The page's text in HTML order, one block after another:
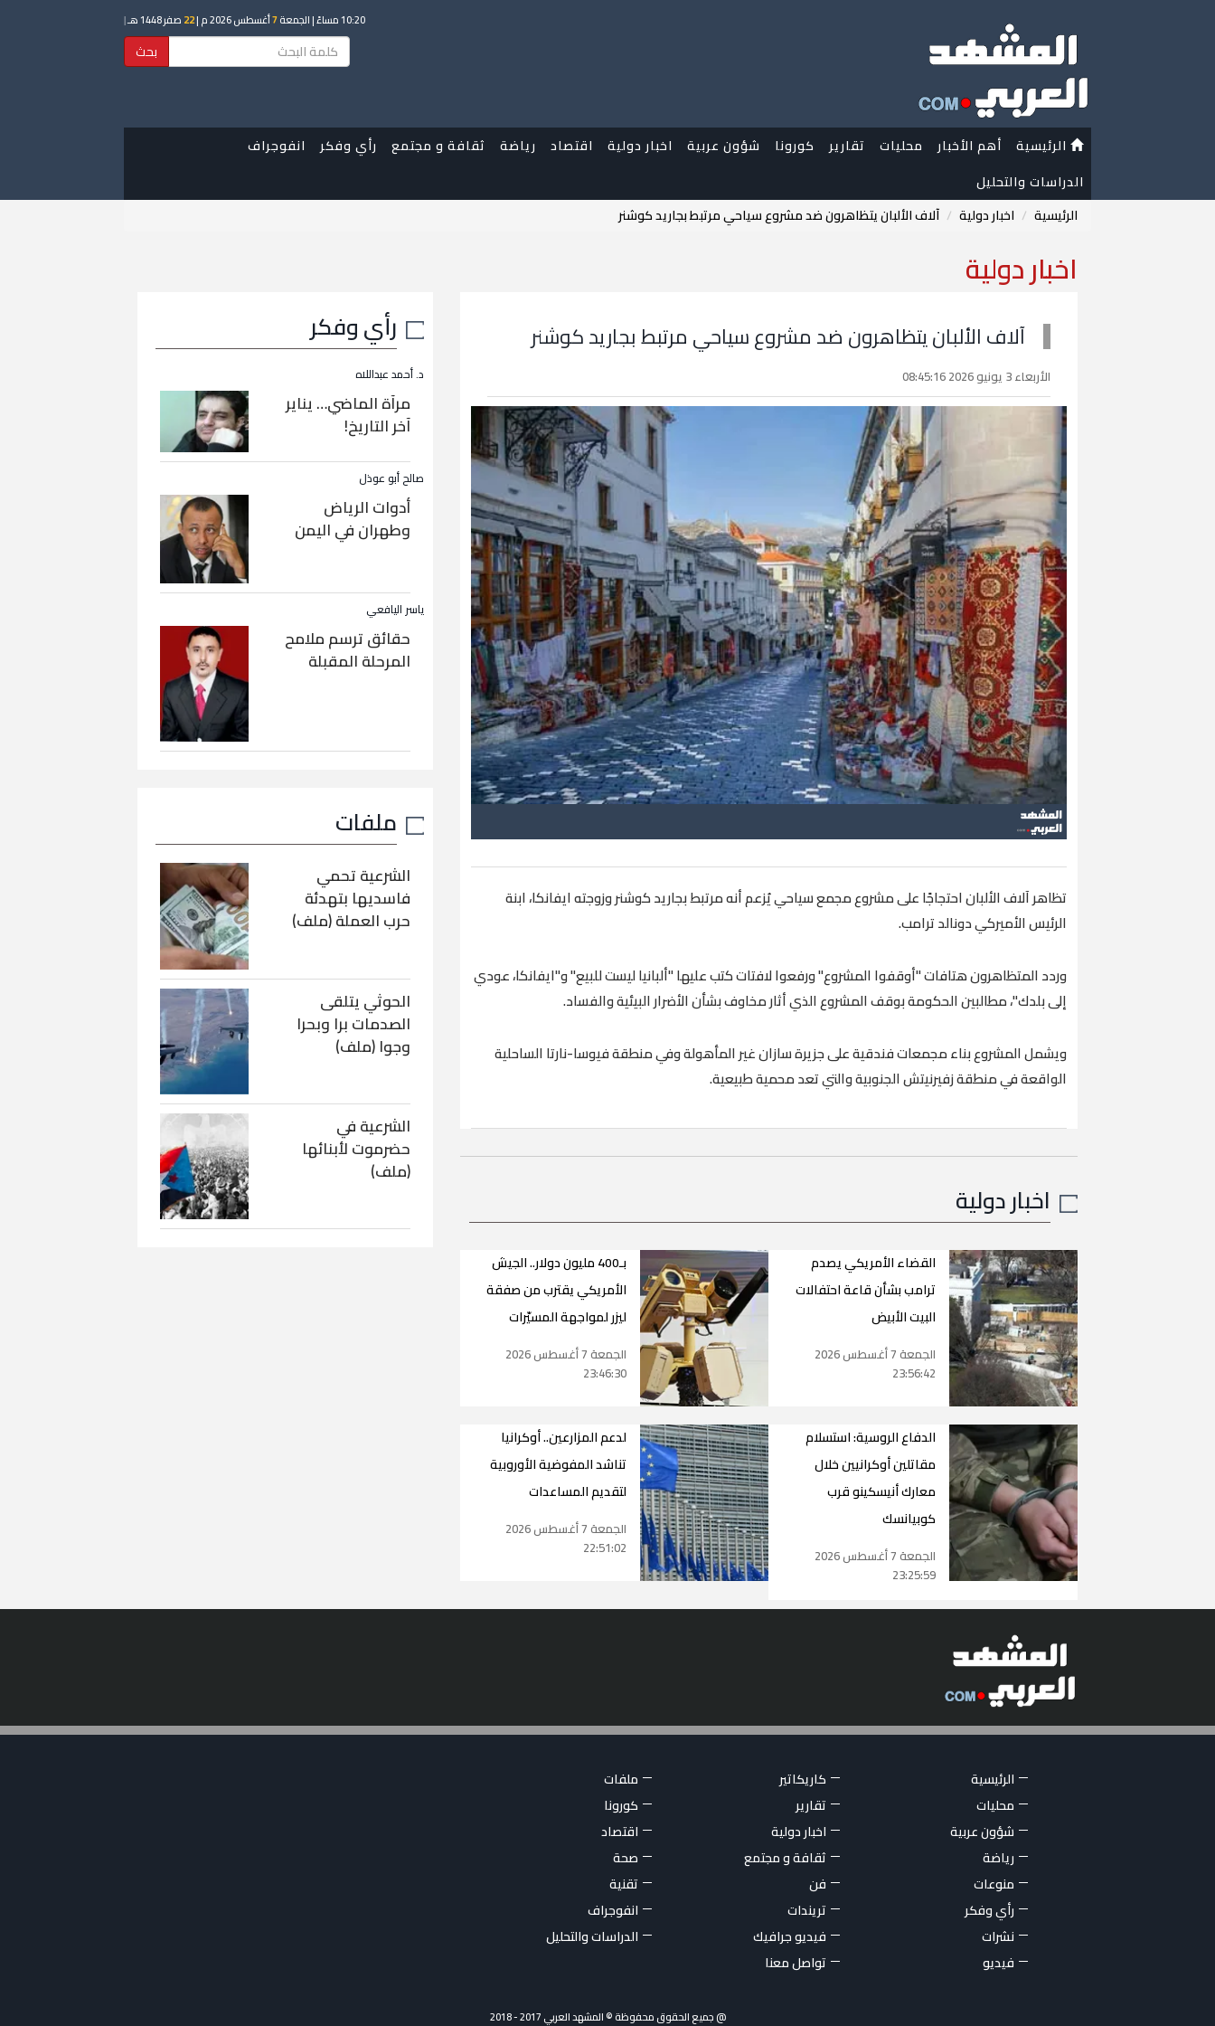
10:20 مساءً | الجمعة7أغسطس 2026 م | 22 صفر 1448 هـ |
بحث
الرئيسية أهم الأخبار محليات تقارير كورونا شؤون عربية اخبار دولية اقتصاد رياضة ثقافة و مجتمع رأي وفكر
انفوجراف
الدراسات والتحليل
الرئيسية
اخبار دولية آلاف الألبان يتظاهرون ضد مشروع سياحي مرتبط بجاريد كوشنر
اخبار دولية
آلاف الألبان يتظاهرون ضد مشروع سياحي مرتبط بجاريد كوشنر
الأربعاء 3 يونيو 2026 08:45:16
تظاهر آلاف الألبان احتجاجًا على مشروع مجمع سياحي يُزعم أنه مرتبط بجاريد كوشنر وزوجته ايفانكا، ابنة
الرئيس الأميركي دونالد ترامب.
وردد المتظاهرون هتافات "أوقفوا المشروع" ورفعوا لافتات كتب عليها "ألبانيا ليست للبيع" و"ايفانكا، عودي
إلى بلدك"، مطالبين الحكومة بوقف المشروع الذي أثار مخاوف بشأن الأضرار البيئية والفساد.
ويشمل المشروع بناء مجمعات فندقية على جزيرة سازان غير المأهولة وفي منطقة فيوسا-نارتا الساحلية
الواقعة في منطقة زفيرنيتش الجنوبية والتي تعد محمية طبيعية.
اخبار دولية
القضاء الأمريكي يصدم
ترامب بشأن قاعة احتفالات
البيت الأبيض
الجمعة 7 أغسطس 2026
23:56:42
بـ400 مليون دولار.. الجيش
الأمريكي يقترب من صفقة
ليزر لمواجهة المسيّرات
الجمعة 7 أغسطس 2026
23:46:30
الدفاع الروسية: استسلام
مقاتلين أوكرانيين خلال
معارك أنيسكينو قرب
كوبيانسك
الجمعة 7 أغسطس 2026
23:25:59
لدعم المزارعين.. أوكرانيا
تناشد المفوضية الأوروبية
لتقديم المساعدات
الجمعة 7 أغسطس 2026
22:51:02
رأي وفكر
د. أحمد عبداللاه
مرآة الماضي… يناير
آخر التاريخ!
صالح أبو عوذل
أدوات الرياض
وطهران في اليمن
ياسر اليافعي
حقائق ترسم ملامح
المرحلة المقبلة
ملفات
الشرعية تحمي
فاسديها بتهدئة
حرب العملة (ملف)
الحوثي يتلقى
الصدمات برا وبحرا
وجوا (ملف)
الشرعية في
حضرموت لأبنائها
(ملف)
الرئيسية كاريكاتير
ملفات
محليات
تقارير
كورونا
شؤون عربية
اخبار دولية
اقتصاد
رياضة
ثقافة و مجتمع
صحة
منوعات
فن
تقنية
رأي وفكر
تريندات
انفوجراف
نشرات
فيديو جرافيك
الدراسات والتحليل
فيديو
تواصل معنا
@ جميع الحقوق محفوظة © المشهد العربي 2017 - 2018